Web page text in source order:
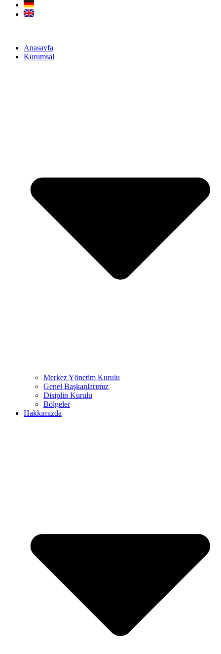
Anasayfa
Kurumsal
Merkez Yönetim Kurulu
Genel Başkanlarımız
Disiplin Kurulu
Bölgeler
Hakkımızda